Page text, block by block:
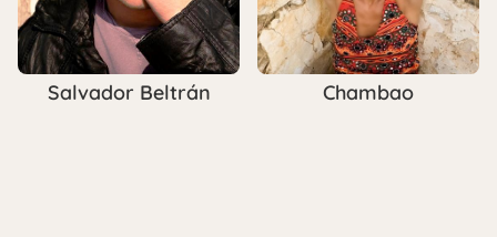
Salvador Beltrán Chambao